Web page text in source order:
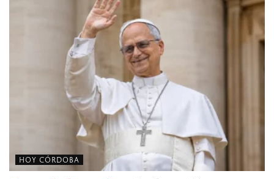
HOY CÓRDOBA